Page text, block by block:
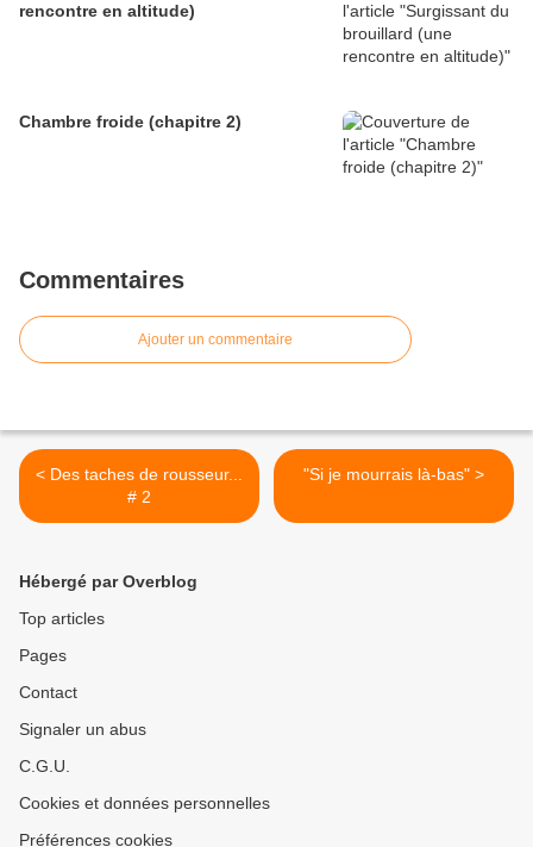
rencontre en altitude)
Chambre froide (chapitre 2)
Commentaires
Ajouter un commentaire
< Des taches de rousseur...
# 2
"Si je mourrais là-bas" >
Hébergé par Overblog
Top articles
Pages
Contact
Signaler un abus
C.G.U.
Cookies et données personnelles
Préférences cookies